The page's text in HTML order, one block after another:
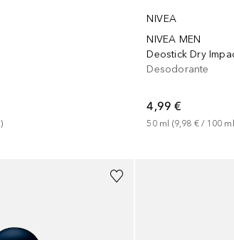
)
NIVEA
NIVEA MEN
Deostick Dry
Desodorante
4,99 €
50 ml (9,98 € / 100 ml